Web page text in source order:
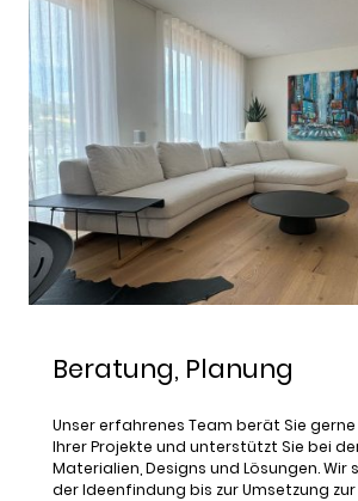
Beratung, Planung
Unser erfahrenes Team berät Sie
Ihrer Projekte und unterstützt Sie bei
Materialien, Designs und Lösungen. Wir
der Ideenfindung bis zur Umsetzung zur